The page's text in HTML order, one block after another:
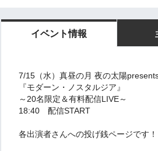
イベント情報
7/15 （水）真昼の月 夜の太陽
『モダーン・ノスタルジア』
～ 20名限定＆有料配信LIVE～
18:40 配信START
各出演者さんへの投げ銭ページです！